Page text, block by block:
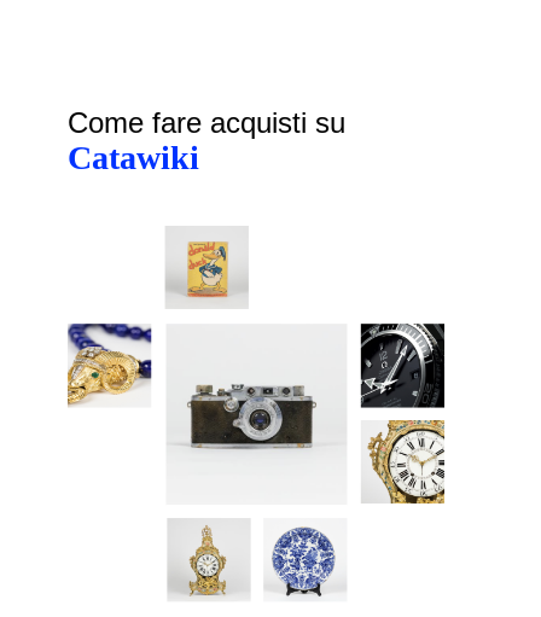
Come fare acquisti su
Catawiki